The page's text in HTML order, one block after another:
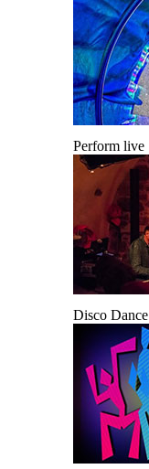
Perform live
Disco Dance